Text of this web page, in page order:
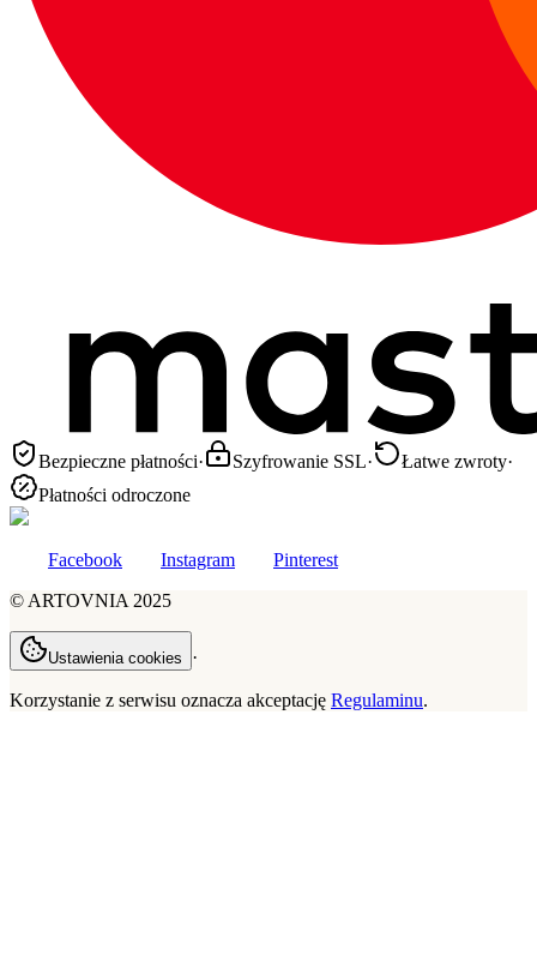
Bezpieczne płatności· Szyfrowanie SSL· Łatwe zwroty·
Płatności odroczone
Facebook Instagram
Pinterest
© ARTOVNIA 2025
Ustawienia cookies ·
Korzystanie z serwisu oznacza akceptację Regulaminu.